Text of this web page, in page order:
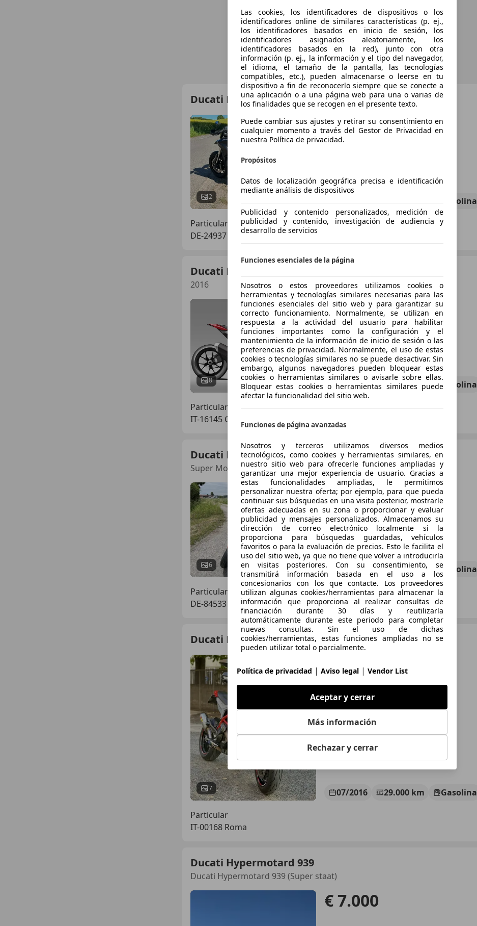
Ducati Hypermotard 939
2
€ 6.900
Gasolina
Particular
DE-24937 Flensburg, Stadt
Ducati Hypermotard 939
2016
8
€ 6.900
02/2017 14.555 km Gasolina
Particular
IT-16145 Genova
Ducati Hypermotard 939
Super Moto
6
€ 6.950
05/2017 25.382 km Gasolina
Particular
DE-84533 Haiming
Ducati Hypermotard 939
7
€ 7.000
07/2016 29.000 km Gasolina
Particular
IT-00168 Roma
Ducati Hypermotard 939
Ducati Hypermotard 939 (Super staat)
€ 7.000
Las cookies, los identificadores de dispositivos o los
identificadores online de similares características (p. ej.,
los identificadores basados en inicio de sesión, los
identificadores asignados aleatoriamente, los
identificadores basados en la red), junto con otra
información (p. ej., la información y el tipo del navegador,
el idioma, el tamaño de la pantalla, las tecnologías
compatibles, etc.), pueden almacenarse o leerse en tu
dispositivo a fin de reconocerlo siempre que se conecte a
una aplicación o a una página web para una o varias de
los finalidades que se recogen en el presente texto.
Puede cambiar sus ajustes y retirar su consentimiento en
cualquier momento a través del Gestor de Privacidad en
nuestra Política de privacidad.
Propósitos
Datos de localización geográfica precisa e identificación
mediante análisis de dispositivos
Publicidad y contenido personalizados, medición de
publicidad y contenido, investigación de audiencia y
desarrollo de servicios
Funciones esenciales de la página
Nosotros o estos proveedores utilizamos cookies o
herramientas y tecnologías similares necesarias para las
funciones esenciales del sitio web y para garantizar su
correcto funcionamiento. Normalmente, se utilizan en
respuesta a la actividad del usuario para habilitar
funciones importantes como la configuración y el
mantenimiento de la información de inicio de sesión o las
preferencias de privacidad. Normalmente, el uso de estas
cookies o tecnologías similares no se puede desactivar. Sin
embargo, algunos navegadores pueden bloquear estas
cookies o herramientas similares o avisarle sobre ellas.
Bloquear estas cookies o herramientas similares puede
afectar la funcionalidad del sitio web.
Funciones de página avanzadas
Nosotros y terceros utilizamos diversos medios
tecnológicos, como cookies y herramientas similares, en
nuestro sitio web para ofrecerle funciones ampliadas y
garantizar una mejor experiencia de usuario. Gracias a
estas funcionalidades ampliadas, le permitimos
personalizar nuestra oferta; por ejemplo, para que pueda
continuar sus búsquedas en una visita posterior, mostrarle
ofertas adecuadas en su zona o proporcionar y evaluar
publicidad y mensajes personalizados. Almacenamos su
dirección de correo electrónico localmente si la
proporciona para búsquedas guardadas, vehículos
favoritos o para la evaluación de precios. Esto le facilita el
uso del sitio web, ya que no tiene que volver a introducirla
en visitas posteriores. Con su consentimiento, se
transmitirá información basada en el uso a los
concesionarios con los que contacte. Los proveedores
utilizan algunas cookies/herramientas para almacenar la
información que proporciona al realizar consultas de
financiación durante 30 días y reutilizarla
automáticamente durante este periodo para completar
nuevas consultas. Sin el uso de dichas
cookies/herramientas, estas funciones ampliadas no se
pueden utilizar total o parcialmente.
Política de privacidad | Aviso legal | Vendor List
Aceptar y cerrar
Más información
Rechazar y cerrar